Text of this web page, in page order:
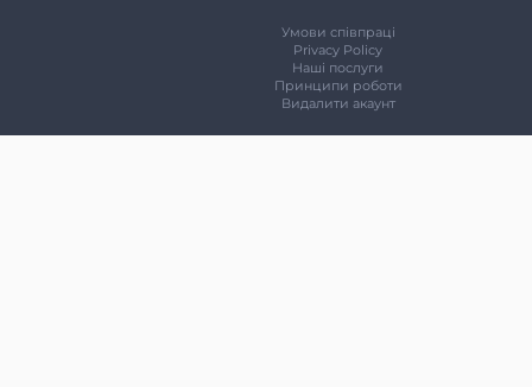
Умови співпраці
Privacy Policy
Наші послуги
Принципи роботи
Видалити акаунт